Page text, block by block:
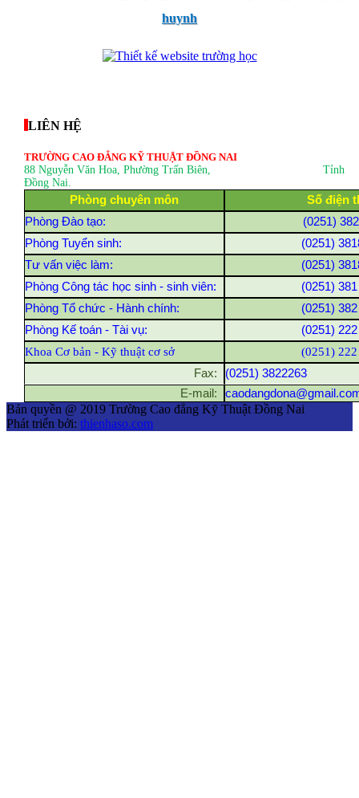
huynh
LIÊN HỆ
TRƯỜNG CAO ĐẲNG KỸ THUẬT ĐỒNG NAI
88 Nguyễn Văn Hoa, Phường Trấn Biên , Tỉnh
Đồng Nai.
Phòng chuyên môn
Số điện
Phòng Đào tạo:
(0251)
Phòng Tuyển sinh:
(0251)
Tư vấn việc làm:
(0251)
Phòng Công tác học sinh - sinh viên:
(0251)
Phòng Tổ chức - Hành chính:
(0251)
Phòng Kế toán - Tài vụ:
(0251)
Khoa Cơ bản - Kỹ thuật cơ sở
(0251)
Fax:
(0251) 3822263
E-mail:
Bản quyền @ 2019 Trường Cao đẳng Kỹ Thuật Đồng Nai
Phát triển bởi: thienhaso.com